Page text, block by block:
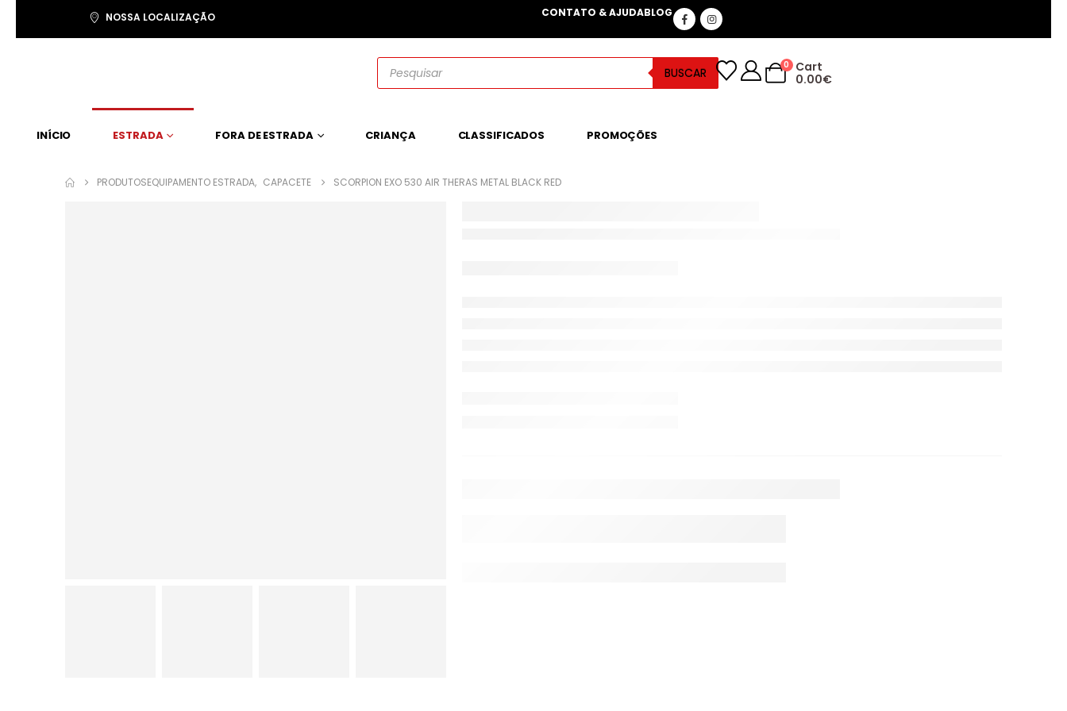
NOSSA LOCALIZAÇÃO CONTATO & AJUDABLOG
BUSCAR
0
Cart
0.00€
INÍCIO ESTRADA FORA DE ESTRADA CRIANÇA CLASSIFICADOS PROMOÇÕES
PRODUTOSEQUIPAMENTO ESTRADA, CAPACETE SCORPION EXO 530 AIR THERAS METAL BLACK RED